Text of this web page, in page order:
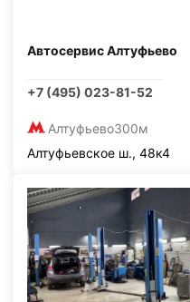
Автосервис Алтуфьево
+7 (495) 023-81-52
Алтуфьево300м
Алтуфьевское ш., 48к4